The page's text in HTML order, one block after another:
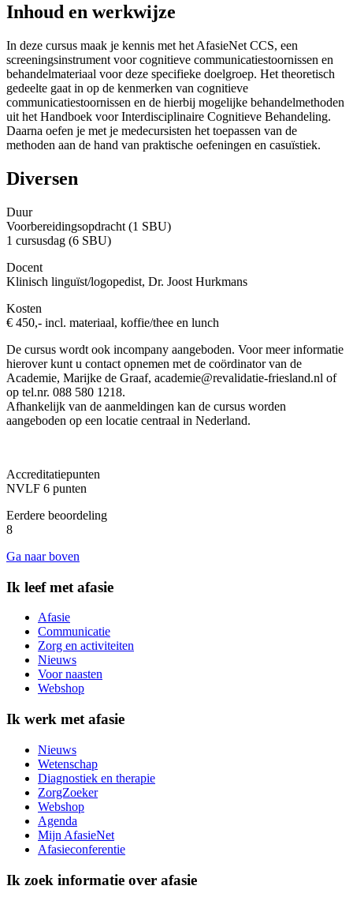
Inhoud en werkwijze
In deze cursus maak je kennis met het AfasieNet CCS, een
screeningsinstrument voor cognitieve communicatiestoornissen en
behandelmateriaal voor deze specifieke doelgroep. Het theoretisch
gedeelte gaat in op de kenmerken van cognitieve
communicatiestoornissen en de hierbij mogelijke behandelmethoden
uit het Handboek voor Interdisciplinaire Cognitieve Behandeling.
Daarna oefen je met je medecursisten het toepassen van de
methoden aan de hand van praktische oefeningen en casuïstiek.
Diversen
Duur
Voorbereidingsopdracht (1 SBU)
1 cursusdag (6 SBU)
Docent
Klinisch linguïst/logopedist, Dr. Joost Hurkmans
Kosten
€ 450,- incl. materiaal, koffie/thee en lunch
De cursus wordt ook incompany aangeboden. Voor meer informatie
hierover kunt u contact opnemen met de coördinator van de
Academie, Marijke de Graaf, academie@revalidatie-friesland.nl of
op tel.nr. 088 580 1218.
Afhankelijk van de aanmeldingen kan de cursus worden
aangeboden op een locatie centraal in Nederland.
Accreditatiepunten
NVLF 6 punten
Eerdere beoordeling
8
Ga naar boven
Ik leef met afasie
Afasie
Communicatie
Zorg en activiteiten
Nieuws
Voor naasten
Webshop
Ik werk met afasie
Nieuws
Wetenschap
Diagnostiek en therapie
ZorgZoeker
Webshop
Agenda
Mijn AfasieNet
Afasieconferentie
Ik zoek informatie over afasie